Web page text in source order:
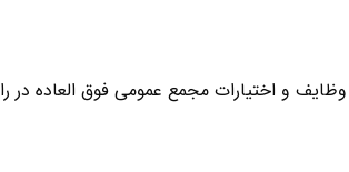
و اختیارات مجمع عمومی فوق العاده در